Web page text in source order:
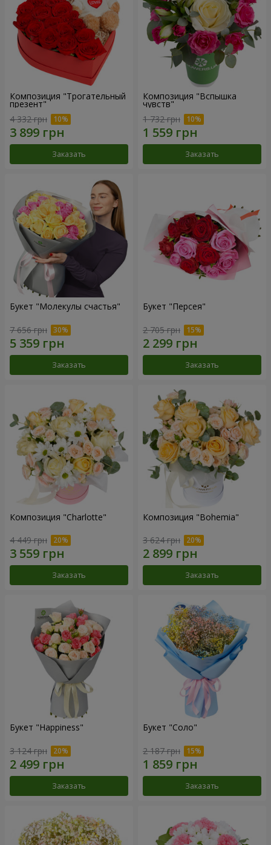
Композиция "Трогательный
презент"
4 332 грн
Заказать
Композиция "Вспышка
чувств"
1 732 грн
Заказать
Букет "Молекулы счастья"
7 656 грн
Заказать
Букет "Персея"
2 705 грн
Заказать
Композиция "Charlotte"
4 449 грн
Заказать
Композиция "Bohemia"
3 624 грн
Заказать
Букет "Happiness"
3 124 грн
Заказать
Букет "Соло"
2 187 грн
Заказать